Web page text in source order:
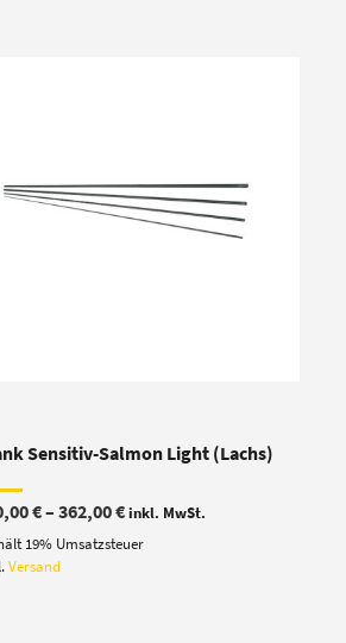
Sensitiv-Salmon Light (Lachs)
€– 362,00€Preisspanne:
bis
inkl. MwSt.
19% Umsatzsteuer
Versand